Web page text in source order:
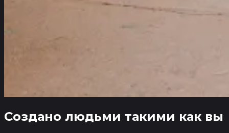
Создано людьми такими как вы